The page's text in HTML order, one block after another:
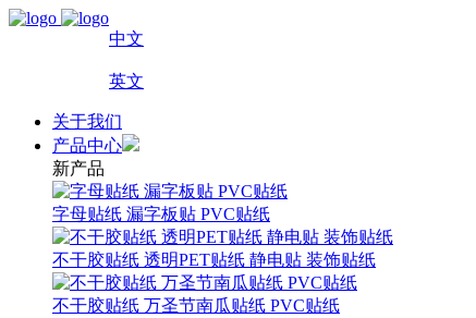
中文
英文
关于我们
产品中心
新产品
字母贴纸 漏字板贴 PVC贴纸
不干胶贴纸 透明PET贴纸 静电贴 装饰贴纸
不干胶贴纸 万圣节南瓜贴纸 PVC贴纸